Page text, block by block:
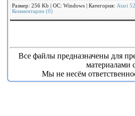
Размер: 256 Kb | ОС: Windows | Категория: Atari
Комментарии (0)
Все файлы предназначены для
материалами
Мы не несём